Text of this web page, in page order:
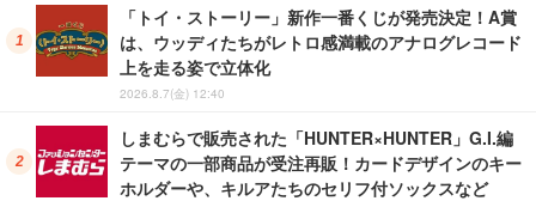
「トイ・ストーリー」新作一番くじが発売決定！A賞
は、ウッディたちがレトロ感満載のアナログレコード
上を走る姿で立体化
2026.8.7(金) 12:40
しまむらで販売された「HUNTER×HUNTER」G.I.編
テーマの一部商品が受注再販！カードデザインのキー
ホルダーや、キルアたちのセリフ付ソックスなど